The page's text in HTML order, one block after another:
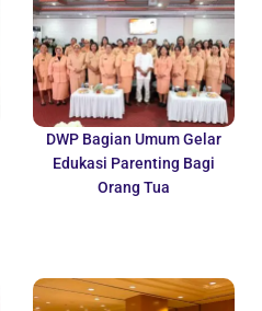
DWP Bagian Umum Gelar
Edukasi Parenting Bagi
Orang Tua